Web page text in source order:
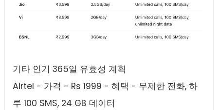
기타 인기 365일 유효성 계획
Airtel - 가격 - Rs 1999 - 혜택 - 무제한 전화, 하
루 100 SMS, 24 GB 데이터